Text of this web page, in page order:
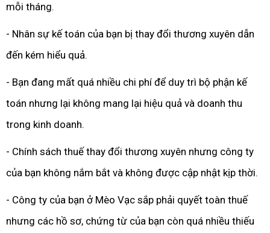
mỗi tháng.
- Nhân sự kế toán của bạn bị thay đổi thương xuyên dẫn
đến kém hiểu quả.
- Bạn đang mất quá nhiều chi phí để duy trì bộ phận kế
toán nhưng lại không mang lại hiệu quả và doanh thu
trong kinh doanh.
- Chính sách thuế thay đổi thương xuyên nhưng công ty
của bạn không nắm bắt và không được cập nhật kịp thời.
- Công ty của bạn ở Mèo Vạc sắp phải quyết toàn thuế
nhưng các hồ sơ, chứng từ của bạn còn quá nhiều thiếu